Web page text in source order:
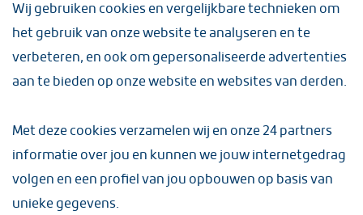
Wij gebruiken cookies en vergelijkbare technieken om
het gebruik van onze website te analyseren en te
verbeteren, en ook om gepersonaliseerde advertenties
aan te bieden op onze website en websites van derden.
Met deze cookies verzamelen wij en onze 24 partners
informatie over jou en kunnen we jouw internetgedrag
volgen en een profiel van jou opbouwen op basis van
unieke gegevens.